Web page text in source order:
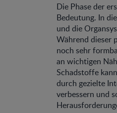
Die Phase der
Bedeutung. In
und die
Während dieser
noch sehr
an wichtigen
Schadstoffe
durch gezielte
verbessern und